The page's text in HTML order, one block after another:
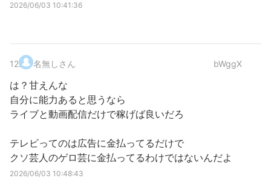
2026/06/03 10:41:36
12. 名無しさん bWggX
は？甘えんな
自分に能力あると思うなら
ライブと動画配信だけで稼げば良いだろ
テレビってのは広告に金払ってるだけで
クソ芸人のゲロ芸に金払ってるわけではないんだよ
2026/06/03 10:48:43